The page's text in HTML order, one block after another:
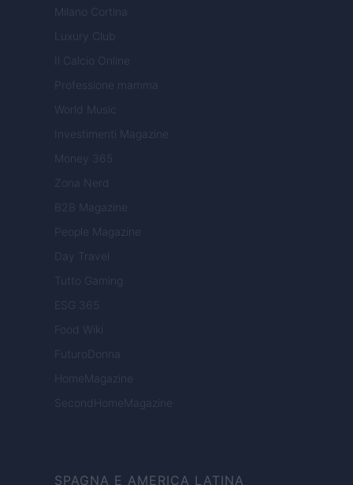
Milano Cortina
Luxury Club
Il Calcio Online
Professione mamma
World Music
Investimenti Magazine
Money 365
Zona Nerd
B2B Magazine
People Magazine
Day Travel
Tutto Gaming
ESG 365
Food Wiki
FuturoDonna
HomeMagazine
SecondHomeMagazine
SPAGNA E AMERICA LATINA